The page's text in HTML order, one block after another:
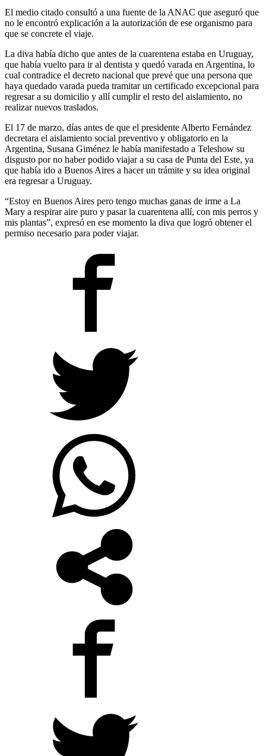
El medio citado consultó a una fuente de la ANAC que aseguró que
no le encontró explicación a la autorización de ese organismo para
que se concrete el viaje.
La diva había dicho que antes de la cuarentena estaba en Uruguay,
que había vuelto para ir al dentista y quedó varada en Argentina, lo
cual contradice el decreto nacional que prevé que una persona que
haya quedado varada pueda tramitar un certificado excepcional para
regresar a su domicilio y allí cumplir el resto del aislamiento, no
realizar nuevos traslados.
El 17 de marzo, días antes de que el presidente Alberto Fernández
decretara el aislamiento social preventivo y obligatorio en la
Argentina, Susana Giménez le había manifestado a Teleshow su
disgusto por no haber podido viajar a su casa de Punta del Este, ya
que había ido a Buenos Aires a hacer un trámite y su idea original
era regresar a Uruguay.
“Estoy en Buenos Aires pero tengo muchas ganas de irme a La
Mary a respirar aire puro y pasar la cuarentena allí, con mis perros y
mis plantas”, expresó en ese momento la diva que logró obtener el
permiso necesario para poder viajar.